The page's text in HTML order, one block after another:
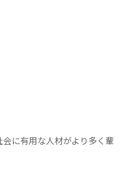
に有用な人材がより多く輩